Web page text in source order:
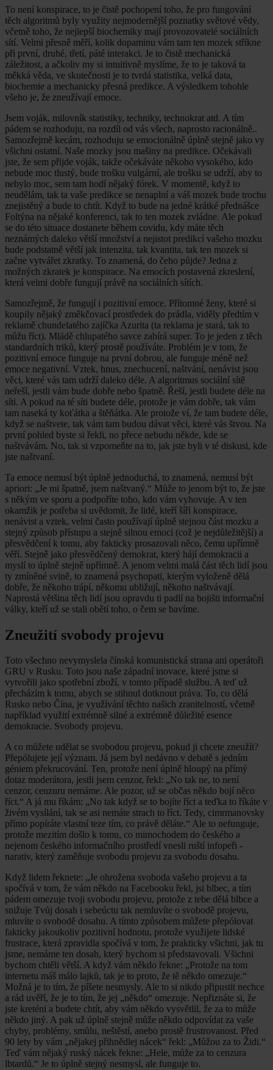
To není konspirace, to je čistě pochopení toho, že pro fungování
těch algoritmů byly využity nejmodernější poznatky světové vědy,
včetně toho, že nejlepší biochemiky mají provozovatelé sociálních
sítí. Velmi přesně měří, kolik dopaminu vám tam ten mozek stříkne
při první, druhé, třetí, páté interakci. Je to čistě mechanická
záležitost, a ačkoliv my si intuitivně myslíme, že to je taková ta
měkká věda, ve skutečnosti je to tvrdá statistika, velká data,
biochemie a mechanicky přesná predikce. A výsledkem tohohle
všeho je, že zneužívají emoce.
Jsem voják, milovník statistiky, techniky, technokrat atd. A tím
pádem se rozhoduju, na rozdíl od vás všech, naprosto racionálně..
Samozřejmě kecám, rozhoduju se emocionálně úplně stejně jako vy
všichni ostatní. Naše mozky jsou mašiny na predikce. Očekávali
jste, že sem přijde voják, takže očekáváte někoho vysokého, kdo
nebude moc tlustý, bude trošku vulgární, ale trošku se udrží, aby to
nebylo moc, sem tam hodí nějaký fórek. V momentě, když to
neudělám, tak ta vaše predikce se nenaplní a váš mozek bude trochu
znejistěný a bude to chtít. Když to bude na jedné krátké přednášce
Foltýna na nějaké konferenci, tak to ten mozek zvládne. Ale pokud
se do této situace dostanete během covidu, kdy máte těch
neznámých daleko větší množství a nejistot predikcí vašeho mozku
bude podstatně větší jak intenzita, tak kvantita, tak ten mozek si
začne vytvářet zkratky. To znamená, do čeho půjde? Jedna z
možných zkratek je konspirace. Na emocích postavená zkreslení,
která velmi dobře fungují právě na sociálních sítích.
Samozřejmě, že fungují i pozitivní emoce. Přítomné ženy, které si
koupily nějaký změkčovací prostředek do prádla, viděly předtím v
reklamě chundelatého zajíčka Azurita (ta reklama je stará, tak to
můžu říct). Mládě chlupatého savce zabírá super. To je jeden z těch
standardních triků, který prostě používáte. Problém je v tom, že
pozitivní emoce funguje na první dobrou, ale funguje méně než
emoce negativní. Vztek, hnus, znechucení, naštvání, nenávist jsou
věci, které vás tam udrží daleko déle. A algoritmus sociální sítě
neřeší, jestli vám bude dobře nebo špatně. Řeší, jestli budete déle na
síti. A pokud na té síti budete déle, protože je vám dobře, tak vám
tam naseká ty koťátka a štěňátka. Ale protože ví, že tam budete déle,
když se naštvete, tak vám tam budou dávat věci, které vás štvou. Na
první pohled byste si řekli, no přece nebudu někde, kde se
naštvávám. No, tak si vzpomeňte na to, jak jste byli v té diskusi, kde
jste naštvaní.
Ta emoce nemusí být úplně jednoduchá, to znamená, nemusí být
apriori: „Je mi špatně, jsem naštvaný.“ Může to jenom být to, že jste
s někým ve sporu a podpoříte toho, kdo vám vyhovuje. A v ten
okamžik je potřeba si uvědomit, že lidé, kteří šíří konspirace,
nenávist a vztek, velmi často používají úplně stejnou část mozku a
stejný způsob přístupu a stejně silnou emoci (což je nejdůležitější) a
přesvědčení k tomu, aby fakticky prosazovali něco, čemu upřímně
věří. Stejně jako přesvědčený demokrat, který hájí demokracii a
myslí to úplně stejně upřímně. A jenom velmi malá část těch lidí jsou
ty zmíněné svině, to znamená psychopati, kterým vyloženě dělá
dobře, že někoho trápí, někomu ubližují, někoho naštvávají.
Naprostá většina těch lidí jsou opravdu ti padlí na bojišti informační
války, kteří už se stali obětí toho, o čem se bavíme.
Zneužití svobody projevu
Toto všechno nevymyslela čínská komunistická strana ani operátoři
GRU v Rusku. Toto jsou naše západní inovace, které jsme si
vytvořili jako spotřební zboží, v tomto případě službu. A teď už
přecházím k tomu, abych se stihnul dotknout práva. To, co dělá
Rusko nebo Čína, je využívání těchto našich zranitelností, včetně
například využití extrémně silné a extrémně důležité esence
demokracie. Svobody projevu.
A co můžete udělat se svobodou projevu, pokud ji chcete zneužít?
Přepólujete její význam. Já jsem byl nedávno v debatě s jedním
géniem překrucování. Ten, protože není úplně hloupý na přímý
dotaz moderátora, jestli jsem cenzor, řekl: „No tak ne, to není
cenzor, cenzuru nemáme. Ale pozor, už se občas někdo bojí něco
říct.“ A já mu říkám: „No tak když se to bojíte říct a teďka to říkáte v
živém vysílání, tak se asi nemáte strach to říct. Tedy, cimrmanovsky
přímo popíráte vlastní teze tím, co právě děláte.“ Ale to nefunguje,
protože mezitím došlo k tomu, co mimochodem do českého a
nejenom českého informačního prostředí vnesli ruští infopeři -
narativ, který zaměňuje svobodu projevu za svobodu dosahu.
Když lidem řeknete: „Je ohrožena svoboda vašeho projevu a ta
spočívá v tom, že vám někdo na Facebooku řekl, jsi blbec, a tím
pádem omezuje tvoji svobodu projevu, protože z tebe dělá blbce a
snižuje Tvůj dosah i sebeúctu tak nemluvíte o svobodě projevu,
mluvíte o svobodě dosahu. A tímto způsobem můžete přepólovat
fakticky jakoukoliv pozitivní hodnotu, protože využijete lidské
frustrace, která zpravidla spočívá v tom, že prakticky všichni, jak tu
jsme, nemáme ten dosah, který bychom si představovali. Všichni
bychom chtěli větší. A když vám někdo řekne: „Protože na tom
internetu máš málo lajků, tak je to proto, že tě někdo omezuje.“
Možná je to tím, že píšete nesmysly. Ale to si nikdo připustit nechce
a rád uvěří, že je to tím, že jej „někdo“ omezuje. Nepřiznáte si, že
jste kreténi a budete chtít, aby vám někdo vysvětlil, že za to může
někdo jiný. A pak už úplně stejně může někdo odpovídat za vaše
chyby, problémy, smůlu, neštěstí, anebo prostě frustrovanost. Před
90 lety by vám „nějakej přihnědlej nácek“ řekl: „Můžou za to Židi.“
Teď vám nějaký ruský nácek řekne: „Hele, může za to cenzura
lbtardů.“ Je to úplně stejný nesmysl, ale funguje to.